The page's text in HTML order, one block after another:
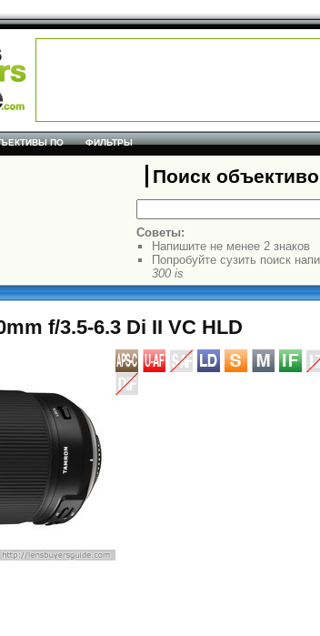
ПО ФИЛЬТРЫ
Поиск
Советы:
Напишите не менее 2 знаков
Попробуйте сузить поиск
300 is
f/3.5-6.3 Di II VC HLD